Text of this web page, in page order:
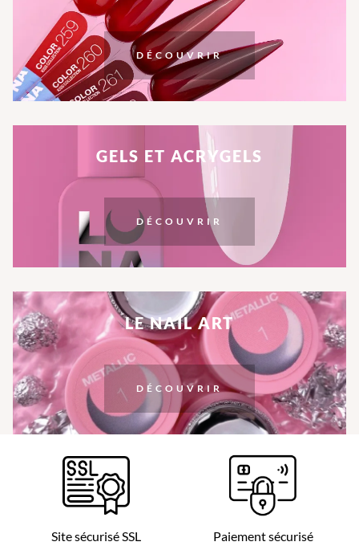
DÉCOUVRIR
GELS ET ACRYGELS
DÉCOUVRIR
LE NAIL ART
DÉCOUVRIR
Site sécurisé SSL Paiement sécurisé